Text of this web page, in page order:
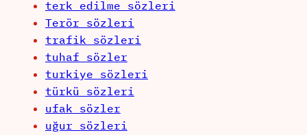
terk edilme sözleri
Terör sözleri
trafik sözleri
tuhaf sözler
turkiye sözleri
türkü sözleri
ufak sözler
uğur sözleri